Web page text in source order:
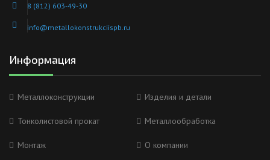
8 (812) 603-49-30
info@metallokonstrukciispb.ru
Информация
Металлоконструкции Изделия и детали
Тонколистовой прокат Металлообработка
Монтаж О компании